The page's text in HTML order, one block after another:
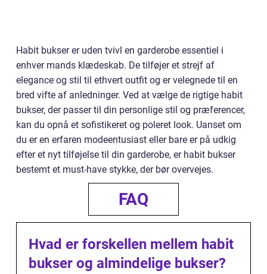
Habit bukser er uden tvivl en garderobe essentiel i
enhver mands klædeskab. De tilføjer et strejf af
elegance og stil til ethvert outfit og er velegnede til en
bred vifte af anledninger. Ved at vælge de rigtige habit
bukser, der passer til din personlige stil og præferencer,
kan du opnå et sofistikeret og poleret look. Uanset om
du er en erfaren modeentusiast eller bare er på udkig
efter et nyt tilføjelse til din garderobe, er habit bukser
bestemt et must-have stykke, der bør overvejes.
FAQ
Hvad er forskellen mellem habit
bukser og almindelige bukser?